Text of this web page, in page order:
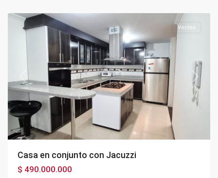
Previous Next
Ventas
Casa en conjunto con Jacuzzi
$ 490.000.000